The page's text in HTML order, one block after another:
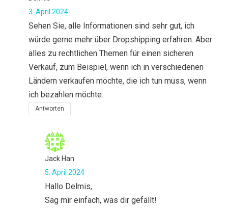
3. April 2024
Sehen Sie, alle Informationen sind sehr gut, ich
würde gerne mehr über Dropshipping erfahren. Aber
alles zu rechtlichen Themen für einen sicheren
Verkauf, zum Beispiel, wenn ich in verschiedenen
Ländern verkaufen möchte, die ich tun muss, wenn
ich bezahlen möchte.
Antworten
Jack Han
5. April 2024
Hallo Delmis,
Sag mir einfach, was dir gefällt!